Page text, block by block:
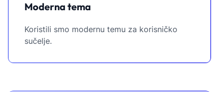
Moderna tema
Koristili smo modernu temu za korisničko
sučelje.